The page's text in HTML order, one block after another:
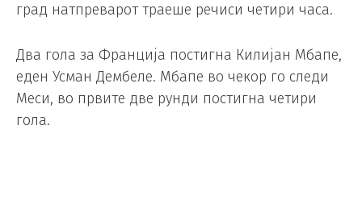
град натпреварот траеше речиси четири часа.
Два гола за Франција постигна Килијан Мбапе,
еден Усман Дембеле. Мбапе во чекор го следи
Меси, во првите две рунди постигна четири
гола.